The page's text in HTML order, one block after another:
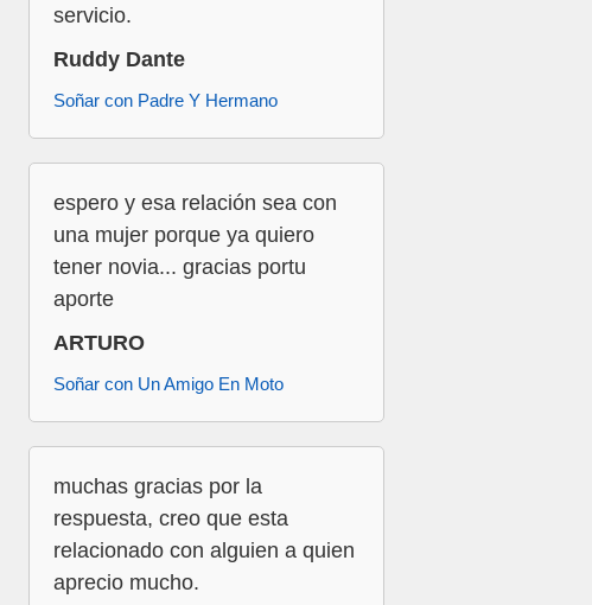
servicio.
Ruddy Dante
Soñar con Padre Y Hermano
espero y esa relación sea con
una mujer porque ya quiero
tener novia... gracias portu
aporte
ARTURO
Soñar con Un Amigo En Moto
muchas gracias por la
respuesta, creo que esta
relacionado con alguien a quien
aprecio mucho.